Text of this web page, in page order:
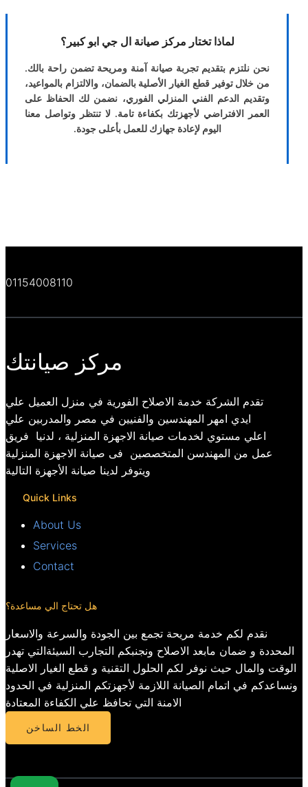
لماذا تختار مركز صيانة ال جي ابو كبير؟
نحن نلتزم بتقديم تجربة صيانة آمنة ومريحة تضمن راحة بالك.
من خلال توفير قطع الغيار الأصلية بالضمان، والالتزام بالمواعيد،
وتقديم الدعم الفني المنزلي الفوري، نضمن لك الحفاظ على
العمر الافتراضي لأجهزتك بكفاءة تامة. لا تنتظر وتواصل معنا
اليوم لإعادة جهازك للعمل بأعلى جودة.
01154008110
مركز صيانتك
تقدم الشركة خدمة الاصلاح الفورية في منزل العميل علي
ايدي امهر المهندسين والفنيين في مصر والمدربين علي
اعلي مستوي لخدمات صيانة الاجهزة المنزلية ، لدنيا فريق
عمل من المهندسن المتخصصين فى صيانة الاجهزة المنزلية
ويتوفر لدينا صيانة الأجهزة التالية
Quick Links
About Us
Services
Contact
هل تحتاج الي مساعدة؟
نقدم لكم خدمة مريحة تجمع بين الجودة والسرعة والاسعار
المحددة و ضمان مابعد الاصلاح ونجنبكم التجارب السيئةالتي تهدر
الوقت والمال حيث نوفر لكم الحلول التقنية و قطع الغيار الاصلية
ونساعدكم في اتمام الصيانة اللازمة لأجهزتكم المنزلية في الحدود
الامنة التي تحافظ علي الكفاءة المعتادة
الخط الساخن